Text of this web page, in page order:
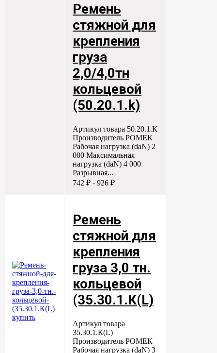
Ремень
стяжной для
крепления
груза
2,0/4,0тн
кольцевой
(50.20.1.k)
Артикул товара 50.20.1.К
Производитель РОМЕК
Рабочая нагрузка (daN) 2
000 Максимальная
нагрузка (daN) 4 000
Разрывная...
742 ₽ - 926 ₽
Ремень
стяжной для
крепления
груза 3,0 тн.
кольцевой
(35.30.1.К(L)
Артикул товара
35.30.1.К(L)
Производитель РОМЕК
Рабочая нагрузка (daN) 3